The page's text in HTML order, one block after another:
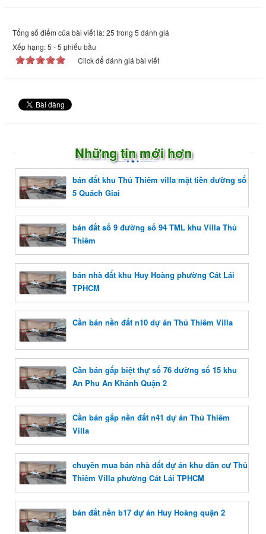
Tổng số điểm của bài viết là: 25 trong 5 đánh giá
Xếp hạng:5 -5 phiếu bầu
Click để đánh giá bài viết
Những tin mới hơn
bán đất khu Thủ Thiêm villa mặt tiền đường số
5 Quách Giai
bán đất số 9 đường số 94 TML khu Villa Thủ
Thiêm
bán nhà đất khu Huy Hoàng phường Cát Lái
TPHCM
Cần bán nền đất n10 dự án Thủ Thiêm Villa
Cần bán gấp biệt thự số 76 đường số 15 khu
An Phu An Khánh Quận 2
Cần bán gấp nền đất n41 dự án Thủ Thiêm
Villa
chuyên mua bán nhà đất dự án khu dân cư Thủ
Thiêm Villa phường Cát Lái TPHCM
bán đất nền b17 dự án Huy Hoàng quận 2